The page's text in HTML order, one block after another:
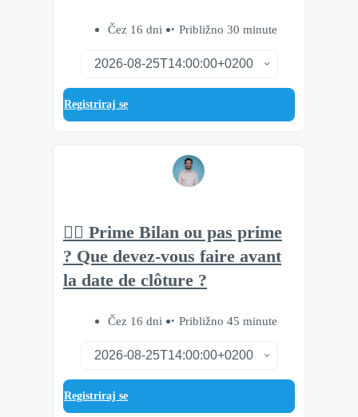
Čez 16 dni Približno 30 minute
Registriraj se
🧘‍♂️ Prime Bilan ou pas prime
? Que devez-vous faire avant
la date de clôture ?
Čez 16 dni Približno 45 minute
Registriraj se